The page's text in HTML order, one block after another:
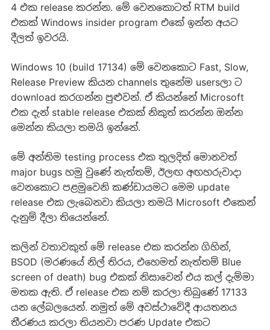
4 එක release කරන්න. මේ වෙනකොටත් RTM build
එකක් Windows insider program එකේ ඉන්න අයට
දීලත් ඉවරයි.
Windows 10 (build 17134) මේ වෙනකොට Fast, Slow,
Release Preview කියන channels තුනේම usersලා ට
download කරගන්න පුළුවන්. ඒ කියන්නේ Microsoft
එක දැන් stable release එකක් නිකුත් කරන්න ඔන්න
මෙන්න කියලා තමයි ඉන්නේ.
මේ අන්තිම testing process එක තුලදිත් මොනවත්
major bugs හමු වුණේ නැත්තම්, ඊලඟ අඟහරුවාදා
වෙනකොට පළමුවෙනි කණ්ඩායමට මෙම update
release එක ලැබෙනවා කියලා තමයි Microsoft එකෙන්
දැනුම් දීලා තියෙන්නේ.
කලින් වතාවකුත් මේ release එක කරන්න ගිහින්,
BSOD (මරණයේ නිල් තිරය, එහෙමත් නැත්තම් Blue
screen of death) bug එකක් නිසාවෙන් එය කල් දැම්මා
මතක ඇති. ඒ release එක නම් කරලා තිබුණේ 17133
යන ලේබලයෙන්. නමුත් මේ අවස්ථාවේදී ආයතනය
තීරණය කරලා තියනවා පරණ Update එකට